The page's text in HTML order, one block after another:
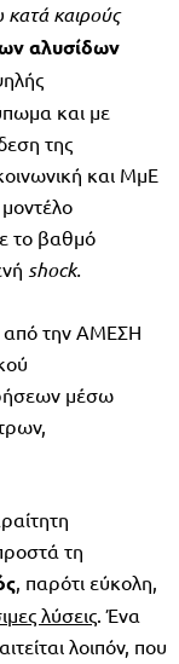
κατά καιρούς
αλυσίδων
και με
της
και ΜμΕ
το βαθμό
shock.
από την ΑΜΕΣΗ
μέσω
τη
, παρότι εύκολη,
λύσεις. Ένα
λοιπόν, που